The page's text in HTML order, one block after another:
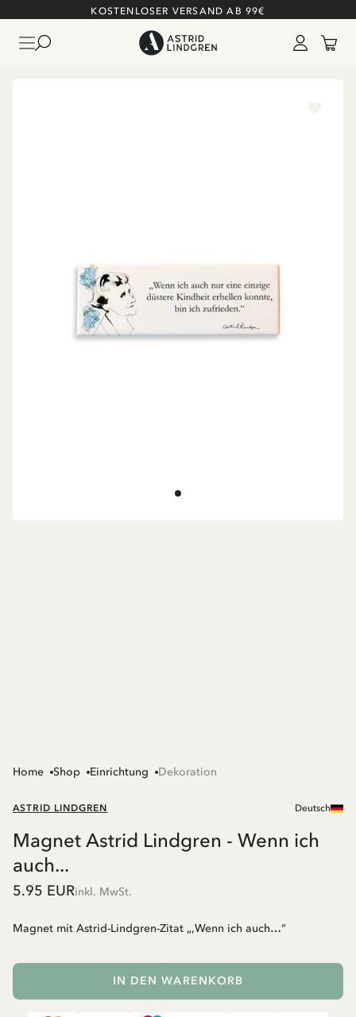
KOSTENLOSER VERSAND AB 99€
Home Shop Einrichtung Dekoration
ASTRID LINDGREN Deutsch
Magnet Astrid Lindgren - Wenn ich
auch...
5.95 EURinkl. MwSt.
Magnet mit Astrid-Lindgren-Zitat „,Wenn ich auch…“
IN DEN WARENKORB